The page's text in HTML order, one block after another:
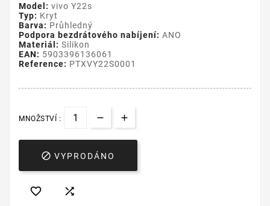
Model: vivo Y22s
Typ: Kryt
Barva: Průhledný
Podpora bezdrátového nabíjení: ANO
Materiál: Silikon
EAN: 5903396136061
Reference: PTXVY22S0001
MNOŽSTVÍ :
 VYPRODÁNO
 